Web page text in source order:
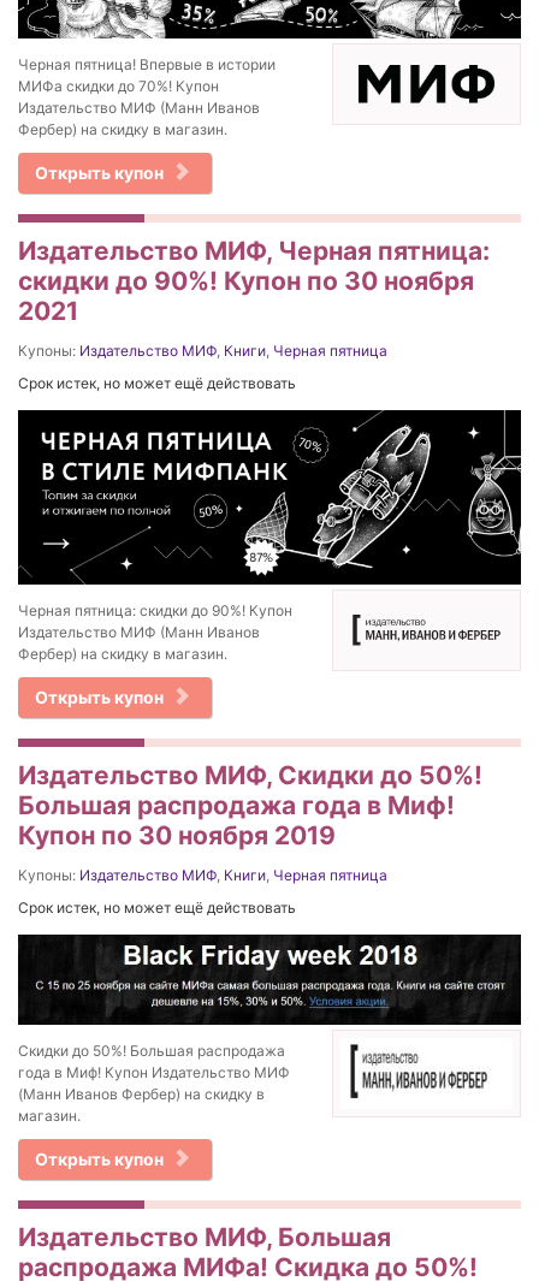
Черная пятница! Впервые в истории
МИФа скидки до 70%! Купон
Издательство МИФ (Манн Иванов
Фербер) на скидку в магазин.
Открыть купон
Издательство МИФ, Черная пятница:
скидки до 90%! Купон по 30 ноября
2021
Купоны: Издательство МИФ Книги Черная пятница
Срок истек, но может ещё действовать
Черная пятница: скидки до 90%! Купон
Издательство МИФ (Манн Иванов
Фербер) на скидку в магазин.
Открыть купон
Издательство МИФ, Скидки до 50%!
Большая распродажа года в Миф!
Купон по 30 ноября 2019
Купоны: Издательство МИФ Книги Черная пятница
Срок истек, но может ещё действовать
Скидки до 50%! Большая распродажа
года в Миф! Купон Издательство МИФ
(Манн Иванов Фербер) на скидку в
магазин.
Открыть купон
Издательство МИФ, Большая
распродажа МИФа! Скидка до 50%!